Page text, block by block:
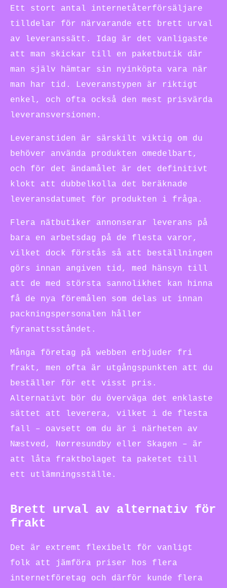
Ett stort antal internetåterförsäljare
tilldelar för närvarande ett brett urval
av leveranssätt. Idag är det vanligaste
att man skickar till en paketbutik där
man själv hämtar sin nyinköpta vara när
man har tid. Leveranstypen är riktigt
enkel, och ofta också den mest prisvärda
leveransversionen.
Leveranstiden är särskilt viktig om du
behöver använda produkten omedelbart,
och för det ändamålet är det definitivt
klokt att dubbelkolla det beräknade
leveransdatumet för produkten i fråga.
Flera nätbutiker annonserar leverans på
bara en arbetsdag på de flesta varor,
vilket dock förstås så att beställningen
görs innan angiven tid, med hänsyn till
att de med största sannolikhet kan hinna
få de nya föremålen som delas ut innan
packningspersonalen håller
fyranattsståndet.
Många företag på webben erbjuder fri
frakt, men ofta är utgångspunkten att du
beställer för ett visst pris.
Alternativt bör du överväga det enklaste
sättet att leverera, vilket i de flesta
fall – oavsett om du är i närheten av
Næstved, Nørresundby eller Skagen – är
att låta fraktbolaget ta paketet till
ett utlämningsställe.
Brett urval av alternativ för
frakt
Det är extremt flexibelt för vanligt
folk att jämföra priser hos flera
internetföretag och därför kunde flera